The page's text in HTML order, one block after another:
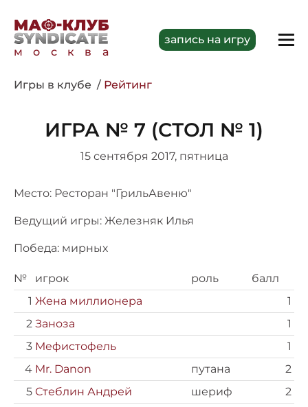
москва
запись на игру
Игры в клубе Рейтинг
ИГРА № 7 (СТОЛ № 1)
15 сентября 2017, пятница
Место: Ресторан "ГрильАвеню"
Ведущий игры: Железняк Илья
Победа: мирных
№ игрок роль
балл
1 Жена миллионера
1
2 Заноза
1
3 Мефистофель
1
4 Mr. Danon путана
2
5 Стеблин Андрей шериф
2